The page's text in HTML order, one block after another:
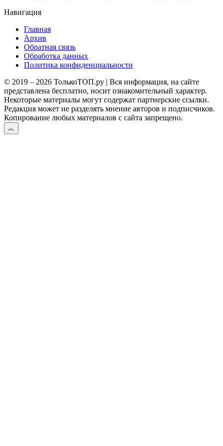
Навигация
Главная
Архив
Обратная связь
Обработка данных
Политика конфиденциальности
© 2019 – 2026 ТолькоТОП.ру | Вся информация, на сайте
представлена бесплатно, носит ознакомительный характер.
Некоторые материалы могут содержат партнерские ссылки.
Редакция может не разделять мнение авторов и подписчиков.
Копирование любых материалов с сайта запрещено.